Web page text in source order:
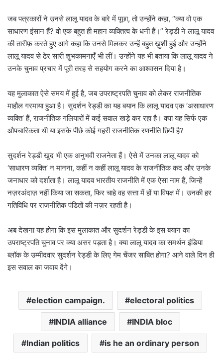
जब पत्रकारों ने उनसे लालू यादव के बारे में पूछा, तो उन्होंने कहा, “क्या वो एक
साधारण इंसान हैं? वो एक बहुत ही महान व्यक्तित्व के धनी हैं।” रेड्डी ने लालू यादव
की तारीफ़ करते हुए आगे कहा कि उनसे मिलकर उन्हें बहुत ख़ुशी हुई और उन्होंने
लालू यादव से ढेर सारी शुभकामनाएँ भी लीं। उन्होंने यह भी बताया कि लालू यादव ने
उनके चुनाव प्रचार में पूरी तरह से सहयोग करने का आश्वासन दिया है।
यह मुलाकात ऐसे समय में हुई है, जब उपराष्ट्रपति चुनाव को लेकर राजनीतिक
माहौल गरमाया हुआ है। सुदर्शन रेड्डी का यह बयान कि लालू यादव एक ‘असाधारण
व्यक्ति’ हैं, राजनीतिक गलियारों में कई सवाल खड़े कर रहा है। क्या यह सिर्फ एक
औपचारिकता थी या इसके पीछे कोई गहरी राजनीतिक रणनीति छिपी है?
सुदर्शन रेड्डी खुद भी एक अनुभवी राजनेता हैं। ऐसे में उनका लालू यादव को
‘साधारण व्यक्ति’ न मानना, कहीं न कहीं लालू यादव के राजनीतिक कद और उनके
जनाधार को दर्शाता है। लालू यादव भारतीय राजनीति में एक ऐसा नाम हैं, जिन्हें
नज़रअंदाज़ नहीं किया जा सकता, फिर चाहे वह सत्ता में हों या विपक्ष में। उनकी हर
गतिविधि पर राजनीतिक पंडितों की नज़र रहती है।
अब देखना यह होगा कि इस मुलाकात और सुदर्शन रेड्डी के इस बयान का
उपराष्ट्रपति चुनाव पर क्या असर पड़ता है। क्या लालू यादव का समर्थन इंडिया
ब्लॉक के उम्मीदवार सुदर्शन रेड्डी के लिए गेम चेंजर साबित होगा? आने वाले दिन ही
इस सवाल का जवाब देंगे।
election campaign. electoral politics
INDIA alliance INDIA bloc
Indian politics is he an ordinary person